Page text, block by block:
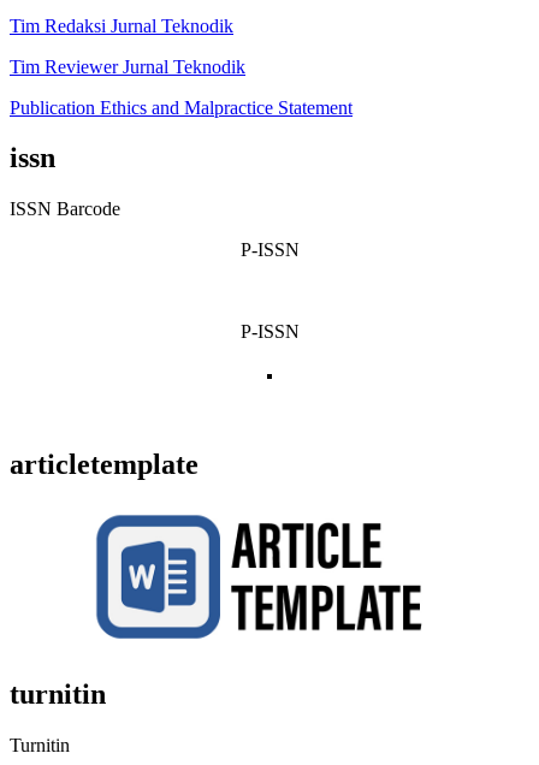
Tim Redaksi Jurnal Teknodik
Tim Reviewer Jurnal Teknodik
Publication Ethics and Malpractice Statement
issn
ISSN Barcode
P-ISSN
P-ISSN
articletemplate
turnitin
Turnitin